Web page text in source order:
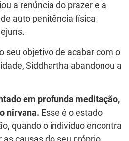
a renúncia do prazer e a
auto penitência física
seu objetivo de acabar com o
Siddhartha abandonou a
em profunda meditação,
nirvana. Esse é o estado
quando o indivíduo encontra
as causas do seu próprio